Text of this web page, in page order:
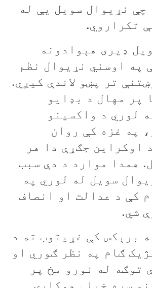
چې نړيوال سويل یې له
تکراروي.
ډيری هېوادونه
په اوسني نړيوال نظم
تر پښو لاندې کيږي.
پر مهال د بډايو
لوري د واکسينو
په غزه کې روان
اوکراين جګړې دا هر
همدا موارد د دې سبب
سويل له لوري په
کې د عدالت او انصاف
شي.
برېکس کې غړيتوب ته د
ګام په نظر ګوري او
توګه له نورو مخ پر
سره خپلې همکارۍ